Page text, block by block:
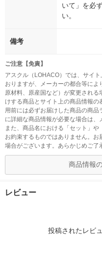
いて」を必
い。
備考
ご注意【免責】
アスクル（LOHACO）では、サイ
おりますが、メーカーの都合等によ
原材料、原産国など）が変更され
けする商品とサイト上の商品情報
用前には必ずお届けした商品の商
に詳細な商品情報が必要な場合は、
また、商品名における「セット」
お約束するものではありません。
場合がございます。あらかじめご了
商品情報
レビュー
投稿されたレビ